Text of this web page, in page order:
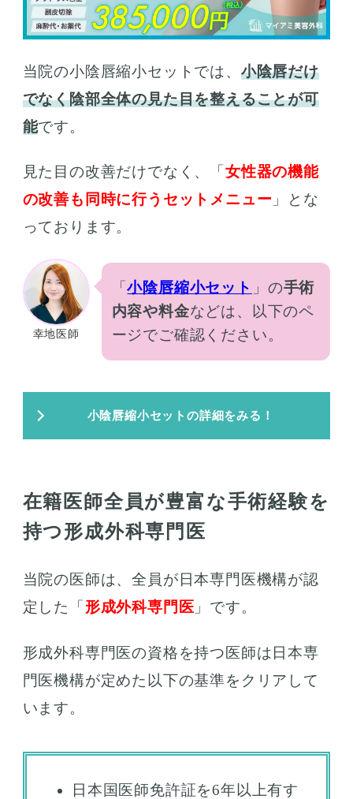
当院の小陰唇縮小セットでは、 小陰唇だけ
でなく陰部全体の見た目を整えることが可
能です。
見た目の改善だけでなく、「女性器の機能
の改善も同時に行うセットメニュー 」とな
っております。
幸地医師
「小陰唇縮小セット 」の手術
内容や料金などは、以下のペ
ージでご確認ください。
小陰唇縮小セットの詳細をみる！
在籍医師全員が豊富な手術経験を
持つ形成外科専門医
当院の医師は、全員が日本専門医機構が認
定した「 形成外科専門医 」です。
形成外科専門医の資格を持つ医師は日本専
門医機構が定めた以下の基準をクリアして
います。
日本国医師免許証を6年以上有す